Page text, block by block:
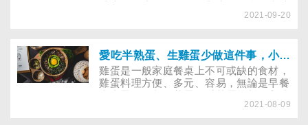
亂了套，消化不良、排便不順、腹痛、胃
健康。
2021-09-20
愛吃半熟蛋、生雞蛋少做這件事，小心急性腸炎、腹痛和發燒上身！
雞蛋是一般家庭餐桌上不可或缺的食材，
雞蛋料理方便、多元、容易，無論是早餐
都是餐桌上的日常。董氏基金會提醒，若
2021-08-09